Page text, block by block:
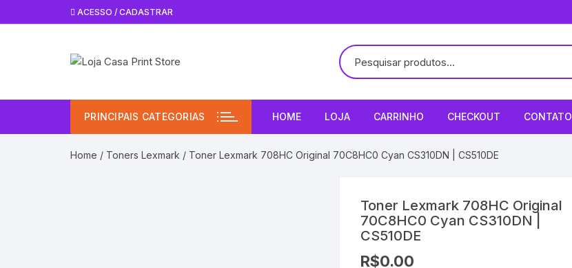
para
ACESSO / CADASTRAR
PRINCIPAIS CATEGORIAS HOME LOJA CARRINHO CHECKOUT CONTATO
Home / Toners Lexmark / Toner Lexmark 708HC Original 70C8HC0 Cyan CS310DN | CS510DE
Toner Lexmark 708HC Original
70C8HC0 Cyan CS310DN |
CS510DE
R$0.00